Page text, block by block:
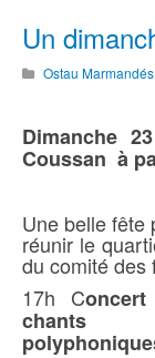
Un
Ostau Marmandés
Dimanche
Coussan à
Une belle fête
réunir le
du comité des
17h C
chants